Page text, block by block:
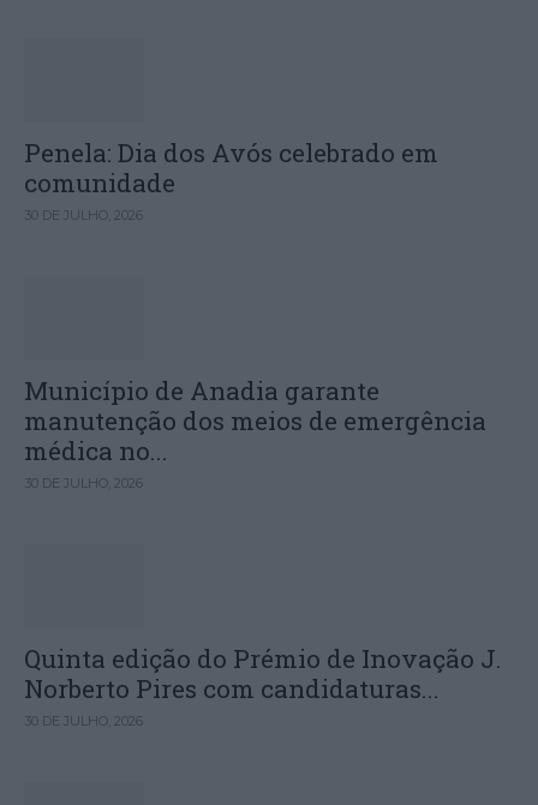
Penela: Dia dos Avós celebrado em
comunidade
30 DE JULHO, 2026
Município de Anadia garante
manutenção dos meios de emergência
médica no...
30 DE JULHO, 2026
Quinta edição do Prémio de Inovação J.
Norberto Pires com candidaturas...
30 DE JULHO, 2026